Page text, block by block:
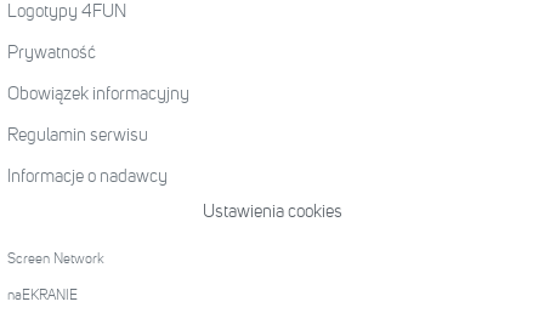
Logotypy 4FUN
Prywatność
Obowiązek informacyjny
Regulamin serwisu
Informacje o nadawcy
Ustawienia cookies
Screen Network
naEKRANIE